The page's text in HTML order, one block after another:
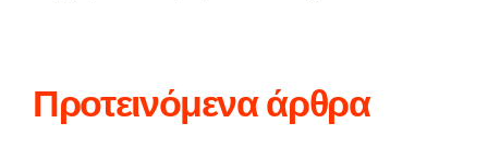
Προτεινόμενα άρθρα